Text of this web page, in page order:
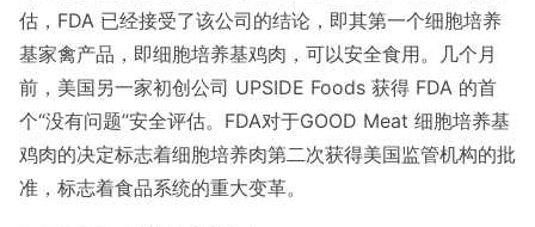
估，FDA 已经接受了该公司的结论，即其第一个细胞培养
基家禽产品，即细胞培养基鸡肉，可以安全食用。几个月
前，美国另一家初创公司 UPSIDE Foods 获得 FDA 的首
个“没有问题”安全评估。FDA对于GOOD Meat 细胞培养基
鸡肉的决定标志着细胞培养肉第二次获得美国监管机构的批
准，标志着食品系统的重大变革。